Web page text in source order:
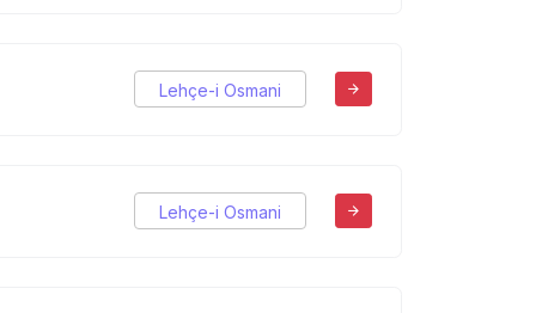
Lehçe-i Osmani
Lehçe-i Osmani